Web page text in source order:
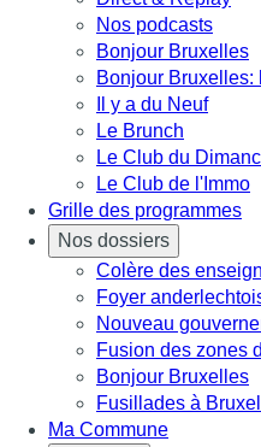
Nos podcasts
Bonjour Bruxelles
Bonjour Bruxelles:
Il y a du Neuf
Le Brunch
Le Club du
Le Club de l'Immo
Grille des programmes
Nos dossiers
Colère des
Foyer
Nouveau
Fusion des zones
Bonjour Bruxelles
Fusillades à
Ma Commune